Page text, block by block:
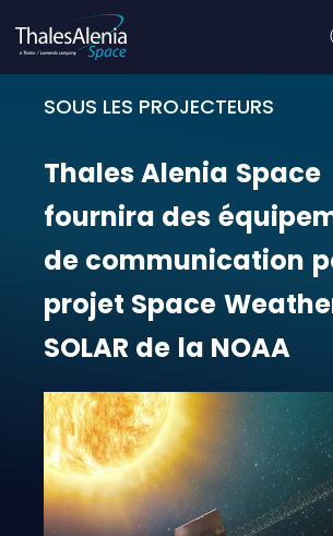
SOUS LES PROJECTEURS
Thales Alenia Space
ThalesAlenia Space
fournira des
de communication
projet Space
SOLAR de la NOAA